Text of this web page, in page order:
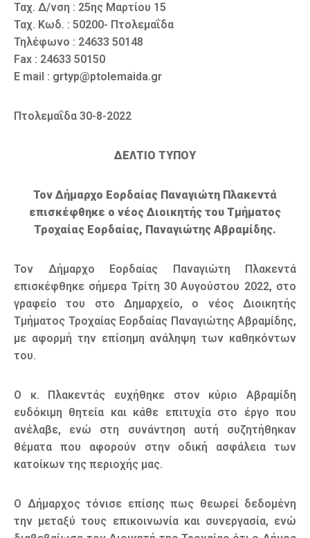
Ταχ. Δ/νση : 25ης Μαρτίου 15
Ταχ. Κωδ. : 50200- Πτολεμαΐδα
Τηλέφωνο : 24633 50148
Fax : 24633 50150
E mail : grtyp@ptolemaida.gr
Πτολεμαΐδα 30-8-2022
ΔΕΛΤΙΟ ΤΥΠΟΥ
Τον Δήμαρχο Εορδαίας Παναγιώτη Πλακεντά
επισκέφθηκε ο νέος Διοικητής του Τμήματος
Τροχαίας Εορδαίας, Παναγιώτης Αβραμίδης.
Τον Δήμαρχο Εορδαίας Παναγιώτη Πλακεντά
επισκέφθηκε σήμερα Τρίτη 30 Αυγούστου 2022, στο
γραφείο του στο Δημαρχείο, ο νέος Διοικητής
Τμήματος Τροχαίας Εορδαίας Παναγιώτης Αβραμίδης,
με αφορμή την επίσημη ανάληψη των καθηκόντων
του.
Ο κ. Πλακεντάς ευχήθηκε στον κύριο Αβραμίδη
ευδόκιμη θητεία και κάθε επιτυχία στο έργο που
ανέλαβε, ενώ στη συνάντηση αυτή συζητήθηκαν
θέματα που αφορούν στην οδική ασφάλεια των
κατοίκων της περιοχής μας.
Ο Δήμαρχος τόνισε επίσης πως θεωρεί δεδομένη
την μεταξύ τους επικοινωνία και συνεργασία, ενώ